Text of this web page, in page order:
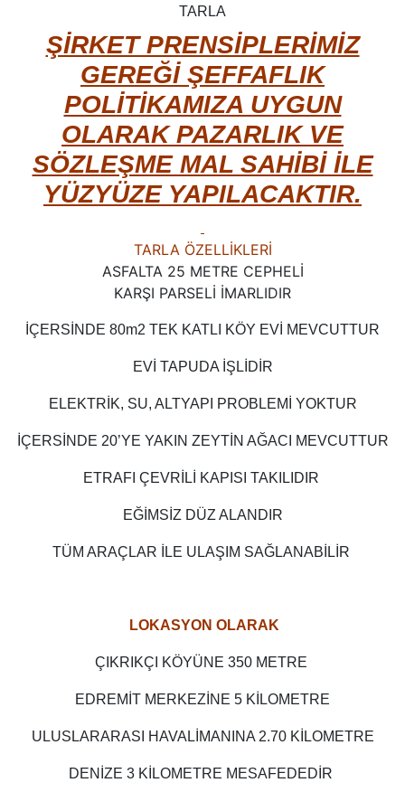
TARLA
ŞİRKET PRENSİPLERİMİZ
GEREĞİ ŞEFFAFLIK
POLİTİKAMIZA UYGUN
OLARAKPAZARLIK VE
SÖZLEŞME MAL SAHİBİ İLE
YÜZYÜZE YAPILACAKTIR.
TARLA ÖZELLİKLERİ
ASFALTA 25 METRE CEPHELİ
KARŞI PARSELİ İMARLIDIR
İÇERSİNDE 80m2 TEK KATLI KÖY EVİ MEVCUTTUR
EVİ TAPUDA İŞLİDİR
ELEKTRİK, SU, ALTYAPI PROBLEMİ YOKTUR
İÇERSİNDE 20’YE YAKIN ZEYTİN AĞACI MEVCUTTUR
ETRAFI ÇEVRİLİ KAPISI TAKILIDIR
EĞİMSİZ DÜZ ALANDIR
TÜM ARAÇLAR İLE ULAŞIM SAĞLANABİLİR
LOKASYON OLARAK
ÇIKRIKÇI KÖYÜNE 350 METRE
EDREMİT MERKEZİNE 5 KİLOMETRE
ULUSLARARASI HAVALİMANINA 2.70 KİLOMETRE
DENİZE 3 KİLOMETRE MESAFEDEDİR